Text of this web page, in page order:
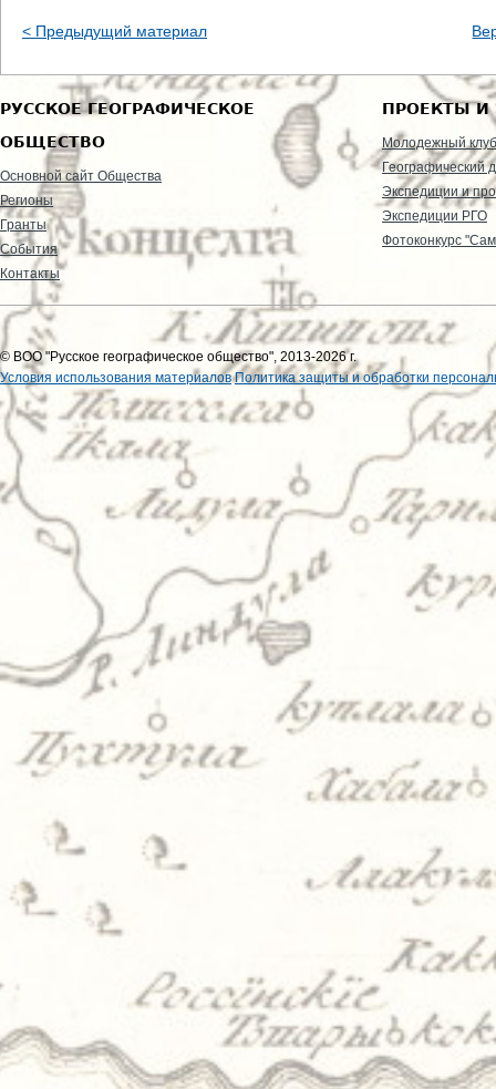
< Предыдущий материал
РУССКОЕ ГЕОГРАФИЧЕСКОЕ
ОБЩЕСТВО
Основной сайт Общества
Регионы
Гранты
События
Контакты
ПРОЕКТЫ И
Молодежный клуб
Географический
Экспедиции и
Экспедиции РГО
Фотоконкурс
© ВОО "Русское географическое общество", 2013-2026 г.
Условия использования материалов Политика защиты и обработки